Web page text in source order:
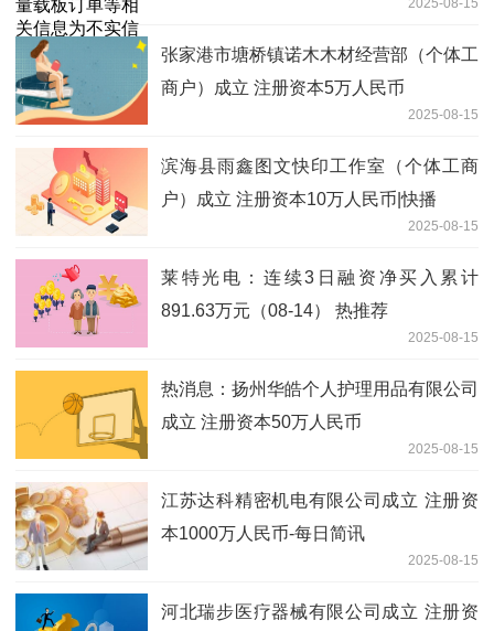
张家港市塘桥镇诺木木材经营部（个体工
商户）成立 注册资本5万人民币
2025-08-15
滨海县雨鑫图文快印工作室（个体工商
户）成立 注册资本10万人民币|快播
2025-08-15
莱特光电：连续3日融资净买入累计
891.63万元（08-14） 热推荐
2025-08-15
热消息：扬州华皓个人护理用品有限公司
成立 注册资本50万人民币
2025-08-15
江苏达科精密机电有限公司成立 注册资
本1000万人民币-每日简讯
2025-08-15
河北瑞步医疗器械有限公司成立 注册资